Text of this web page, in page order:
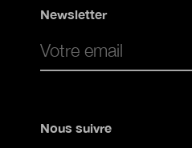
Newsletter
Email *
Nous suivre